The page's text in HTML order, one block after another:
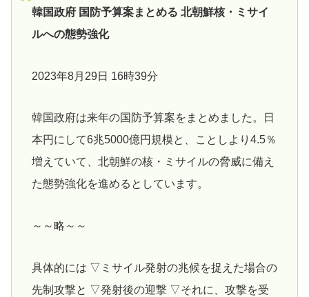
韓国政府 国防予算案まとめる 北朝鮮核・ミサイ
ルへの態勢強化
2023年8月29日 16時39分
韓国政府は来年の国防予算案をまとめました。日
本円にして6兆5000億円規模と、ことしより4.5％
増えていて、北朝鮮の核・ミサイルの脅威に備え
た態勢強化を進めるとしています。
～～略～～
具体的には ▽ミサイル発射の兆候を捉えた場合の
先制攻撃と ▽発射後の迎撃 ▽それに、攻撃を受